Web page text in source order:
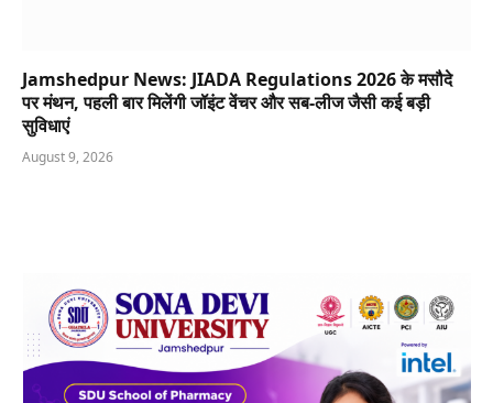
Jamshedpur News: JIADA Regulations 2026 के मसौदे
पर मंथन, पहली बार मिलेंगी जॉइंट वेंचर और सब-लीज जैसी कई बड़ी
सुविधाएं
August 9, 2026